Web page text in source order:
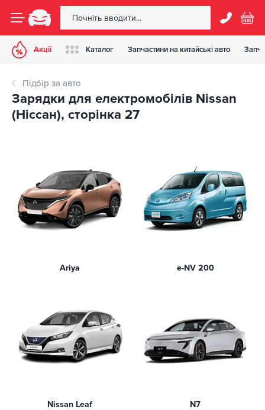
Акції Каталог Запчастини на китайські авто
Підбір за авто
Зарядки для електромобілів Nissan
(Ніссан), сторінка 27
Ariya e-NV 200
Nissan Leaf N7